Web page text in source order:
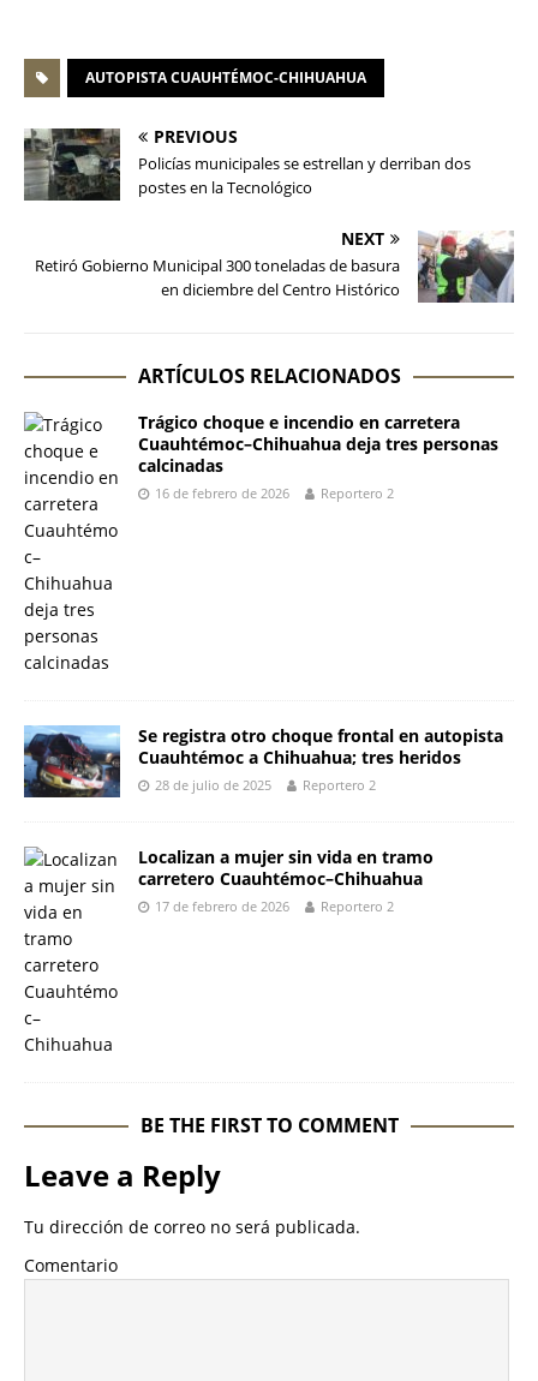
AUTOPISTA CUAUHTÉMOC-CHIHUAHUA
PREVIOUS
Policías municipales se estrellan y derriban dos
postes en la Tecnológico
NEXT
Retiró Gobierno Municipal 300 toneladas de basura
en diciembre del Centro Histórico
ARTÍCULOS RELACIONADOS
Trágico choque e incendio en carretera
Cuauhtémoc–Chihuahua deja tres personas
calcinadas
16 de febrero de 2026 Reportero 2
Se registra otro choque frontal en autopista
Cuauhtémoc a Chihuahua; tres heridos
28 de julio de 2025 Reportero 2
Localizan a mujer sin vida en tramo
carretero Cuauhtémoc–Chihuahua
17 de febrero de 2026 Reportero 2
BE THE FIRST TO COMMENT
Leave a Reply
Tu dirección de correo no será publicada.
Comentario